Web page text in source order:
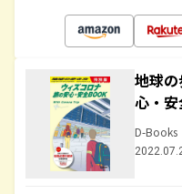
地球
心・
D-Books